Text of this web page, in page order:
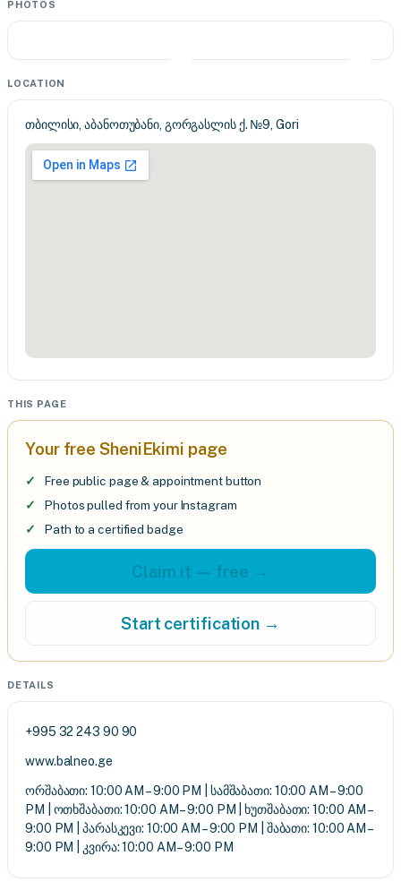
PHOTOS
LOCATION
თბილისი, აბანოთუბანი, გორგასლის ქ. №9, Gori
THIS PAGE
Your free SheniEkimi page
Free public page & appointment button
Photos pulled from your Instagram
Path to a certified badge
Claim it — free →
Start certification →
DETAILS
+995 32 243 90 90
www.balneo.ge
ორშაბათი: 10:00 AM – 9:00 PM | სამშაბათი: 10:00 AM – 9:00
PM | ოთხშაბათი: 10:00 AM – 9:00 PM | ხუთშაბათი: 10:00 AM –
9:00 PM | პარასკევი: 10:00 AM – 9:00 PM | შაბათი: 10:00 AM –
9:00 PM | კვირა: 10:00 AM – 9:00 PM